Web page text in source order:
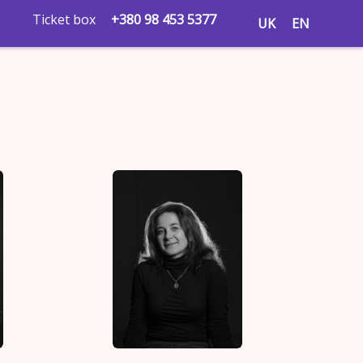
Ticket box +380 98 453 5377 UK EN